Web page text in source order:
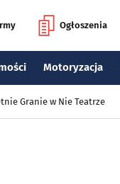
Ogłoszenia
Motoryzacja
Granie w Nie Teatrze